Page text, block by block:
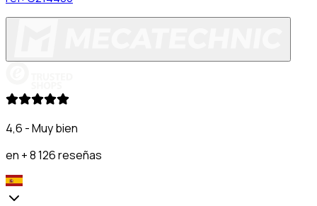
4,6 - Muy bien
en + 8 126 reseñas